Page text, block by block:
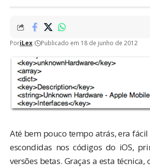
PoriLex Publicado em 18 de junho de 2012
Até bem pouco tempo atrás, era
escondidas nos códigos do iOS,
versões betas. Graças a esta técnica,